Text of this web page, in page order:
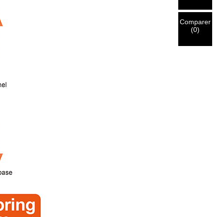
Comparer
(0)